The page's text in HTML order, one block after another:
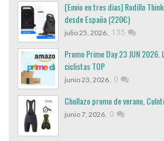
[Envio en tres dias] Rodillo
desde España (220€)
julio 25, 2026, 135
Promo Prime Day 23 JUN
ciclistas TOP
junio 23, 2026, 0
Chollazo promo de verano,
junio 7, 2026, 0